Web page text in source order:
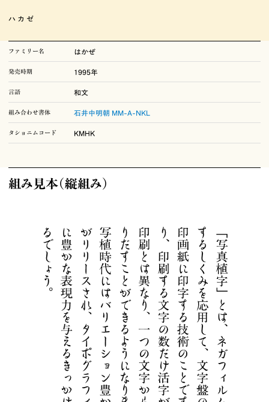
–1950 石井茂吉と写真植字
写研の誕生
1973–1992 華ひらく、日本語書体
1993– 電算写植の完成、そして未来へ
写真の原理を応用して、ネガ状の文字盤から1文字ずつ印字する手動写真植字
機、入力データに基づいた自動印字を可能にした自動写真植字機、そしてコン
ピュータによるレイアウトと文字の出力を可能にした電算写植。写真植字を3
つのカテゴリに分類し、そのしくみと写研の代表機種を紹介します。
ハカゼ
ファミリー名 はかぜ
発売時期 1995年
言語 和文
組み合わせ書体 石井中明朝 MM-A-NKL
タショニムコード KMHK
組み見本（縦組み）